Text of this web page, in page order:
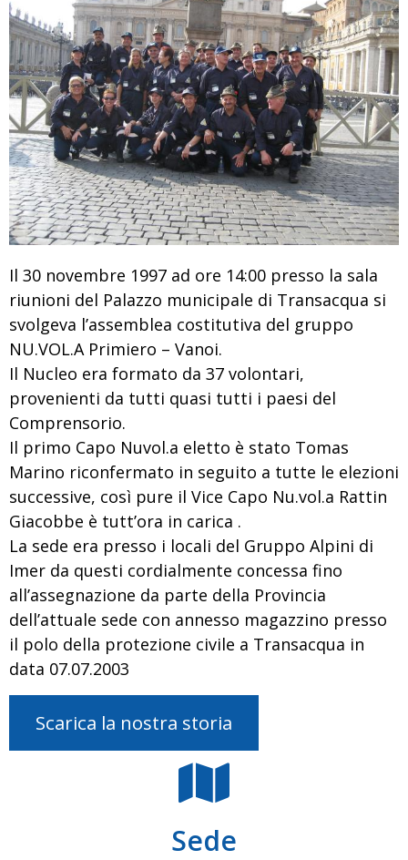
Il 30 novembre 1997 ad ore 14:00 presso la sala
riunioni del Palazzo municipale di Transacqua si
svolgeva l’assemblea costitutiva del gruppo
NU.VOL.A Primiero – Vanoi.
Il Nucleo era formato da 37 volontari,
provenienti da tutti quasi tutti i paesi del
Comprensorio.
Il primo Capo Nuvol.a eletto è stato Tomas
Marino riconfermato in seguito a tutte le elezioni
successive, così pure il Vice Capo Nu.vol.a Rattin
Giacobbe è tutt’ora in carica .
La sede era presso i locali del Gruppo Alpini di
Imer da questi cordialmente concessa fino
all’assegnazione da parte della Provincia
dell’attuale sede con annesso magazzino presso
il polo della protezione civile a Transacqua in
data 07.07.2003
Scarica la nostra storia
Sede